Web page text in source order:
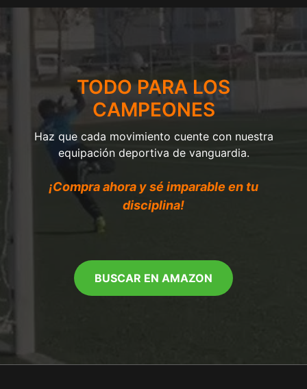
TODO PARA LOS
CAMPEONES
Haz que cada movimiento cuente con nuestra
equipación deportiva de vanguardia.
¡Compra ahora y sé imparable en tu
disciplina!
BUSCAR EN AMAZON